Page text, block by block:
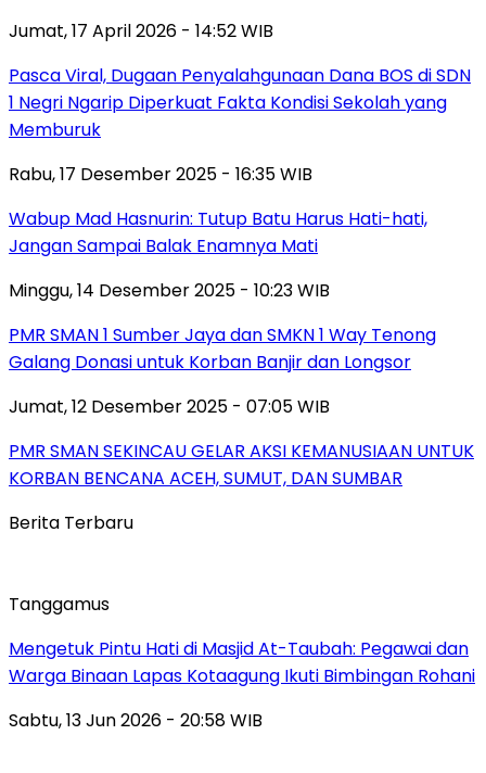
Jumat, 17 April 2026 - 14:52 WIB
Pasca Viral, Dugaan Penyalahgunaan Dana BOS di SDN
1 Negri Ngarip Diperkuat Fakta Kondisi Sekolah yang
Memburuk
Rabu, 17 Desember 2025 - 16:35 WIB
Wabup Mad Hasnurin: Tutup Batu Harus Hati-hati,
Jangan Sampai Balak Enamnya Mati
Minggu, 14 Desember 2025 - 10:23 WIB
PMR SMAN 1 Sumber Jaya dan SMKN 1 Way Tenong
Galang Donasi untuk Korban Banjir dan Longsor
Jumat, 12 Desember 2025 - 07:05 WIB
PMR SMAN SEKINCAU GELAR AKSI KEMANUSIAAN UNTUK
KORBAN BENCANA ACEH, SUMUT, DAN SUMBAR
Berita Terbaru
Tanggamus
Mengetuk Pintu Hati di Masjid At-Taubah: Pegawai dan
Warga Binaan Lapas Kotaagung Ikuti Bimbingan Rohani
Sabtu, 13 Jun 2026 - 20:58 WIB